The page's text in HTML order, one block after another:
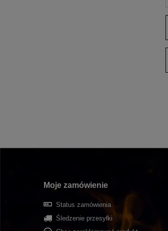
Moje zamówienie
Status zamówienia
Śledzenie przesyłki